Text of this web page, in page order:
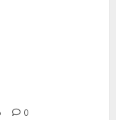
0